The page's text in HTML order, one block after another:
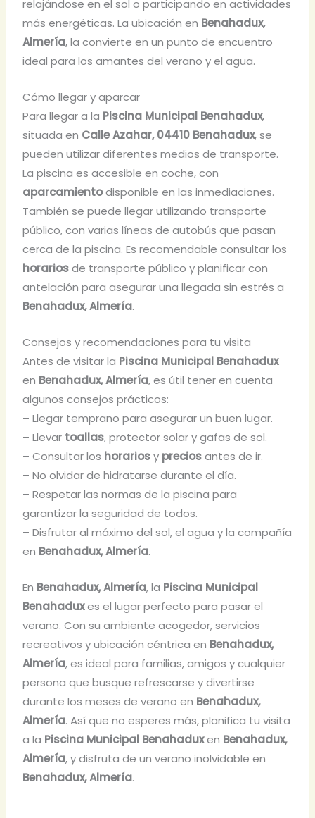
relajándose en el sol o participando en actividades
más energéticas. La ubicación en Benahadux,
Almería, la convierte en un punto de encuentro
ideal para los amantes del verano y el agua.
Cómo llegar y aparcar
Para llegar a la Piscina Municipal Benahadux,
situada en Calle Azahar, 04410 Benahadux, se
pueden utilizar diferentes medios de transporte.
La piscina es accesible en coche, con
aparcamientodisponible en las inmediaciones.
También se puede llegar utilizando transporte
público, con varias líneas de autobús que pasan
cerca de la piscina. Es recomendable consultar los
horariosde transporte público y planificar con
antelación para asegurar una llegada sin estrés a
Benahadux, Almería.
Consejos y recomendaciones para tu visita
Antes de visitar la Piscina Municipal Benahadux
en Benahadux, Almería, es útil tener en cuenta
algunos consejos prácticos:
– Llegar temprano para asegurar un buen lugar.
– Llevar toallas, protector solar y gafas de sol.
– Consultar los horariosy preciosantes de ir.
– No olvidar de hidratarse durante el día.
– Respetar las normas de la piscina para
garantizar la seguridad de todos.
– Disfrutar al máximo del sol, el agua y la compañía
en Benahadux, Almería.
En Benahadux, Almería, la Piscina Municipal
Benahaduxes el lugar perfecto para pasar el
verano. Con su ambiente acogedor, servicios
recreativos y ubicación céntrica en Benahadux,
Almería, es ideal para familias, amigos y cualquier
persona que busque refrescarse y divertirse
durante los meses de verano en Benahadux,
Almería. Así que no esperes más, planifica tu visita
a la Piscina Municipal Benahaduxen Benahadux,
Almería, y disfruta de un verano inolvidable en
Benahadux, Almería.